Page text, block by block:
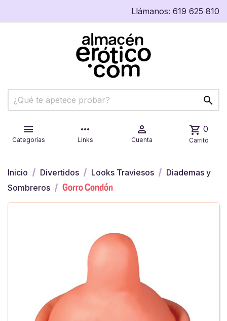
Llámanos: 619 625 810


Categorías
more_horiz
Links

Cuenta
shopping_cart 0
Carrito
Inicio Divertidos Looks Traviesos
Diademas y
Sombreros
Gorro Condón